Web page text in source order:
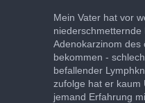
Mein Vater hat vor
niederschmetternde
Adenokarzinom des
bekommen -
befallender
zufolge hat er kaum
jemand Erfahrung